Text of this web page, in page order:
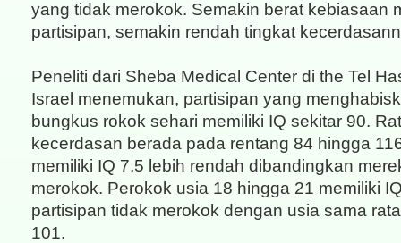
yang tidak merokok. Semakin berat kebiasaan
partisipan, semakin rendah tingkat
Peneliti dari Sheba Medical Center di the Tel
Israel menemukan, partisipan yang
bungkus rokok sehari memiliki IQ sekitar 90.
kecerdasan berada pada rentang 84 hingga
memiliki IQ 7,5 lebih rendah dibandingkan
merokok. Perokok usia 18 hingga 21 memiliki
partisipan tidak merokok dengan usia sama
101.